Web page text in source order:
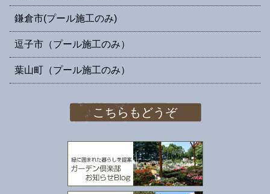
鎌倉市(プール施工のみ)
逗子市（プール施工のみ）
葉山町（プール施工のみ）
こちらもどうぞ